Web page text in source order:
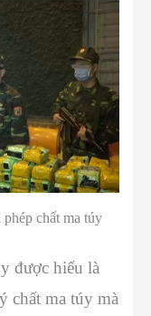
chất ma túy
được hiểu là
chất ma túy mà